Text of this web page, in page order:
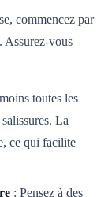
commencez par
Assurez-vous
toutes les
La
ce qui facilite
: Pensez à des